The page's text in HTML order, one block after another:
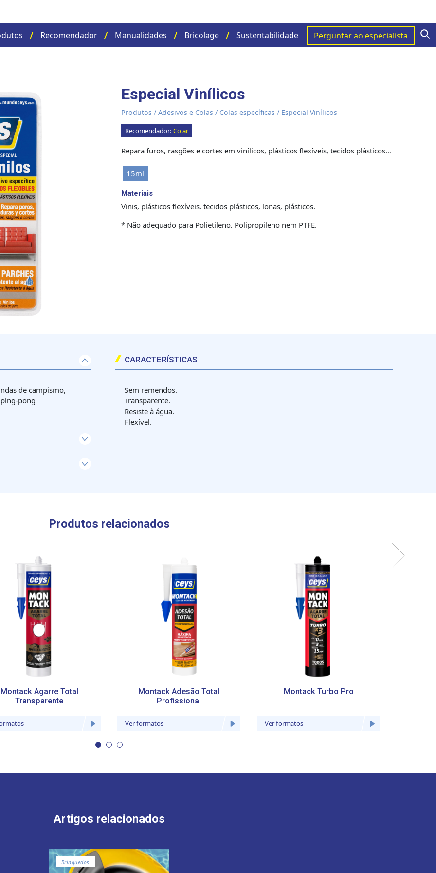
Recomendador Manualidades Bricolage Sustentabilidade Perguntar ao especialista
Especial Vinílicos
Produtos / Adesivos e Colas / Colas específicas / Especial Vinílicos
Recomendador: Colar
Repara furos, rasgões e cortes em vinílicos, plásticos flexíveis, tecidos plásticos…
15ml
Materiais
Vinis, plásticos flexíveis, tecidos plásticos, lonas, plásticos.
* Não adequado para Polietileno, Polipropileno nem PTFE.
de campismo,
pong
CARACTERÍSTICAS
Sem remendos.
Transparente.
Resiste à água.
Flexível.
Produtos relacionados
Montack Agarre Total
Transparente
Montack Adesão Total
Profissional
Ver formatos
Montack Turbo Pro
Ver formatos
Artigos relacionados
Brinquedos